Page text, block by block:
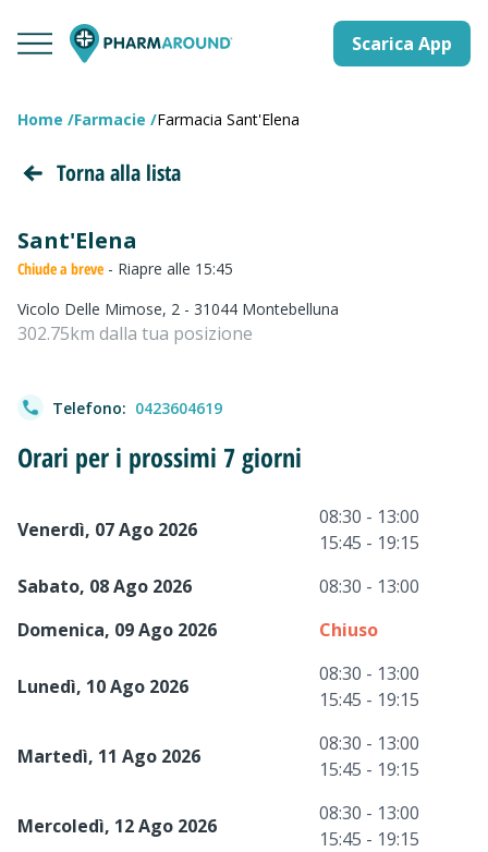
Scarica App
Home Farmacie Farmacia Sant'Elena
Torna alla lista
Sant'Elena
Chiude a breve - Riapre alle 15:45
Vicolo Delle Mimose, 2 - 31044 Montebelluna
302.75km dalla tua posizione
Telefono: 0423604619
Orari per i prossimi 7 giorni
Venerdì, 07 Ago 2026
08:30 - 13:00
15:45 - 19:15
Sabato, 08 Ago 2026
08:30 - 13:00
Domenica, 09 Ago 2026
Chiuso
Lunedì, 10 Ago 2026
08:30 - 13:00
15:45 - 19:15
Martedì, 11 Ago 2026
08:30 - 13:00
15:45 - 19:15
Mercoledì, 12 Ago 2026
08:30 - 13:00
15:45 - 19:15